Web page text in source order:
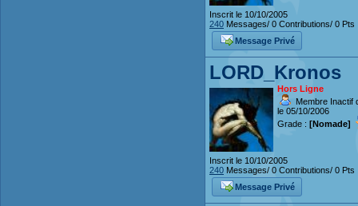
Inscrit le 10/10/2005
240 Messages/ 0 Contributions/ 0 Pts
Message Privé
LORD_Kronos
Hors Ligne
Membre Inactif
le 05/10/2006
Grade : [Nomade]
Inscrit le 10/10/2005
240 Messages/ 0 Contributions/ 0 Pts
Message Privé